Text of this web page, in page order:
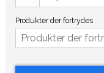
Produkter der fortrydes